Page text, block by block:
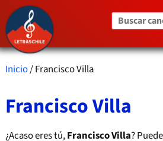
Buscar
Inicio/ Francisco Villa
Francisco Villa
¿Acaso eres tú,Francisco Villa?